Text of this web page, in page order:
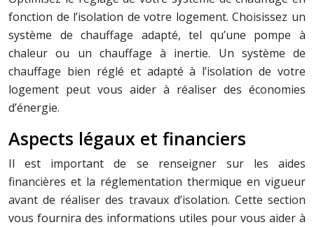
fonction de l’isolation de votre logement. Choisissez un
système de chauffage adapté, tel qu’une pompe à
chaleur ou un chauffage à inertie. Un système de
chauffage bien réglé et adapté à l’isolation de votre
logement peut vous aider à réaliser des économies
d’énergie.
Aspects légaux et financiers
Il est important de se renseigner sur les aides
financières et la réglementation thermique en vigueur
avant de réaliser des travaux d’isolation. Cette section
vous fournira des informations utiles pour vous aider à